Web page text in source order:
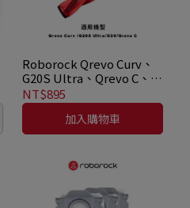
Roborock Qrevo Curv、
G20S Ultra、Qrevo C、
G30、Qrevo EdgeC、
Qrevo CurvX、Qrevo
EdgeT、Qrevo C Pro 、
Qrevo Curv 2 Flow、
Pro、Saros 20 Sonic、
NT$895
加入購物車